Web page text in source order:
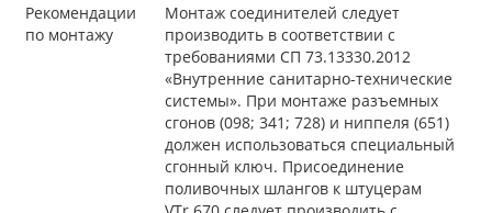
Рекомендации
по монтажу
Монтаж соединителей следует
производить в соответствии с
требованиями СП 73.13330.2012
«Внутренние санитарно-технические
системы». При монтаже разъемных
сгонов (098; 341; 728) и ниппеля (651)
должен использоваться специальный
сгонный ключ. Присоединение
поливочных шлангов к штуцерам